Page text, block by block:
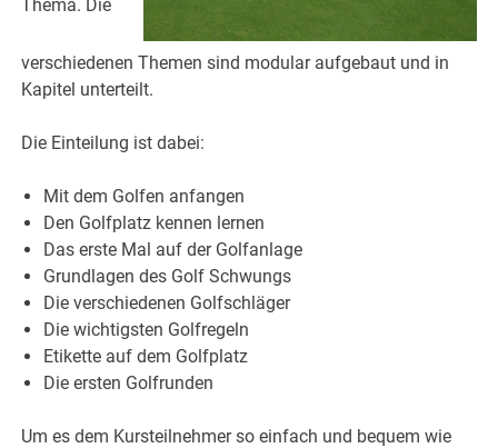
Thema. Die
verschiedenen Themen sind modular aufgebaut und in
Kapitel unterteilt.
Die Einteilung ist dabei:
Mit dem Golfen anfangen
Den Golfplatz kennen lernen
Das erste Mal auf der Golfanlage
Grundlagen des Golf Schwungs
Die verschiedenen Golfschläger
Die wichtigsten Golfregeln
Etikette auf dem Golfplatz
Die ersten Golfrunden
Um es dem Kursteilnehmer so einfach und bequem wie